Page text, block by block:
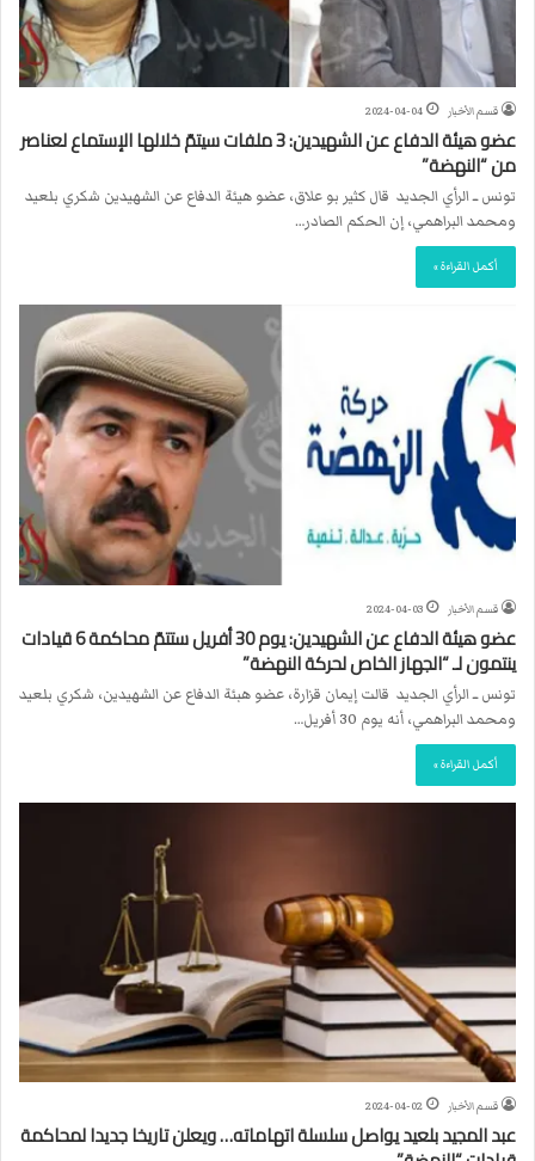
قسم الأخبار 2024-04-04
عضو هيئة الدفاع عن الشهيدين: 3 ملفات سيتمّ خلالها الإستماع لعناصر
من “النهضة”‎
تونس ــ الرأي الجديد قال كثير بو علاق، عضو هيئة الدفاع عن الشهيدين شكري بلعيد
ومحمد البراهمي، إن الحكم الصادر…
أكمل القراءة »
قسم الأخبار 2024-04-03
عضو هيئة الدفاع عن الشهيدين: يوم 30 أفريل ستتمّ محاكمة 6 قيادات
ينتمون لـ “الجهاز الخاص لحركة النهضة”
تونس ــ الرأي الجديد قالت إيمان قزارة، عضو هبئة الدفاع عن الشهيدين، شكري بلعيد
ومحمد البراهمي، أنه يوم 30 أفريل…
أكمل القراءة »
قسم الأخبار 2024-04-02
عبد المجيد بلعيد يواصل سلسلة اتهاماته… ويعلن تاريخا جديدا لمحاكمة